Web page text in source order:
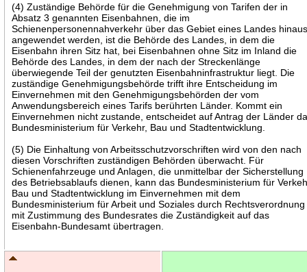
(4) Zuständige Behörde für die Genehmigung von Tarifen der in
Absatz 3 genannten Eisenbahnen, die im
Schienenpersonennahverkehr über das Gebiet eines Landes
angewendet werden, ist die Behörde des Landes, in dem die
Eisenbahn ihren Sitz hat, bei Eisenbahnen ohne Sitz im Inland die
Behörde des Landes, in dem der nach der Streckenlänge
überwiegende Teil der genutzten Eisenbahninfrastruktur liegt. Die
zuständige Genehmigungsbehörde trifft ihre Entscheidung im
Einvernehmen mit den Genehmigungsbehörden der vom
Anwendungsbereich eines Tarifs berührten Länder. Kommt ein
Einvernehmen nicht zustande, entscheidet auf Antrag der Länder
Bundesministerium für Verkehr, Bau und Stadtentwicklung.
(5) Die Einhaltung von Arbeitsschutzvorschriften wird von den nach
diesen Vorschriften zuständigen Behörden überwacht. Für
Schienenfahrzeuge und Anlagen, die unmittelbar der Sicherstellung
des Betriebsablaufs dienen, kann das Bundesministerium für
Bau und Stadtentwicklung im Einvernehmen mit dem
Bundesministerium für Arbeit und Soziales durch Rechtsverordnung
mit Zustimmung des Bundesrates die Zuständigkeit auf das
Eisenbahn-Bundesamt übertragen.